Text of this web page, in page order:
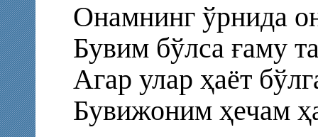
Онамнинг ўрнида
Бувим бўлса ғаму
Агар улар ҳаёт
Бувижоним ҳечам